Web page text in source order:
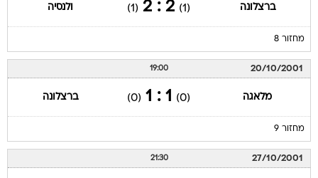
ברצלונה (1)
2 : 2
(1) ולנסיה
מחזור 8
20/10/2001
19:00
מלאגה (0)
1 : 1
(0) ברצלונה
מחזור 9
27/10/2001
21:30